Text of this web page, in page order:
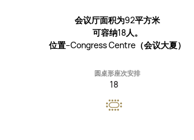
会议厅面积为92平方米
可容纳18人。
位置--Congress Centre（会议大夏）
圆桌形座次安排
18